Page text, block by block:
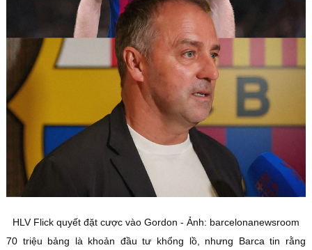
HLV Flick quyết đặt cược vào Gordon - Ảnh: barcelonanewsroom
70 triệu bảng là khoản đầu tư khổng lồ, nhưng Barca tin rằng